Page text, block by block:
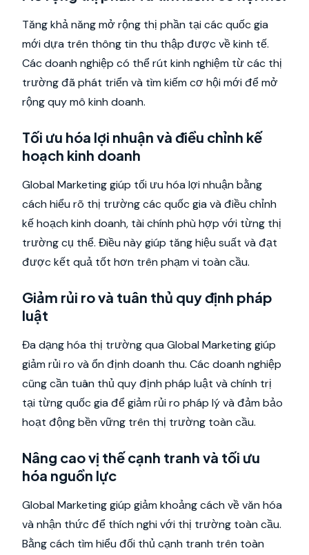
Tăng khả năng mở rộng thị phần tại các quốc gia
mới dựa trên thông tin thu thập được về kinh tế.
Các doanh nghiệp có thể rút kinh nghiệm từ các thị
trường đã phát triển và tìm kiếm cơ hội mới để mở
rộng quy mô kinh doanh.
Tối ưu hóa lợi nhuận và điều chỉnh kế
hoạch kinh doanh
Global Marketing giúp tối ưu hóa lợi nhuận bằng
cách hiểu rõ thị trường các quốc gia và điều chỉnh
kế hoạch kinh doanh, tài chính phù hợp với từng thị
trường cụ thể. Điều này giúp tăng hiệu suất và đạt
được kết quả tốt hơn trên phạm vi toàn cầu.
Giảm rủi ro và tuân thủ quy định pháp
luật
Đa dạng hóa thị trường qua Global Marketing giúp
giảm rủi ro và ổn định doanh thu. Các doanh nghiệp
cũng cần tuân thủ quy định pháp luật và chính trị
tại từng quốc gia để giảm rủi ro pháp lý và đảm bảo
hoạt động bền vững trên thị trường toàn cầu.
Nâng cao vị thế cạnh tranh và tối ưu
hóa nguồn lực
Global Marketing giúp giảm khoảng cách về văn hóa
và nhận thức để thích nghi với thị trường toàn cầu.
Bằng cách tìm hiểu đối thủ cạnh tranh trên toàn